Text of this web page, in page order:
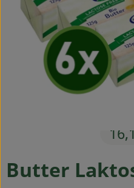
Ökokisten
Obst & Gemüse
Kühltheke
Backwaren
Drogerie
Butter